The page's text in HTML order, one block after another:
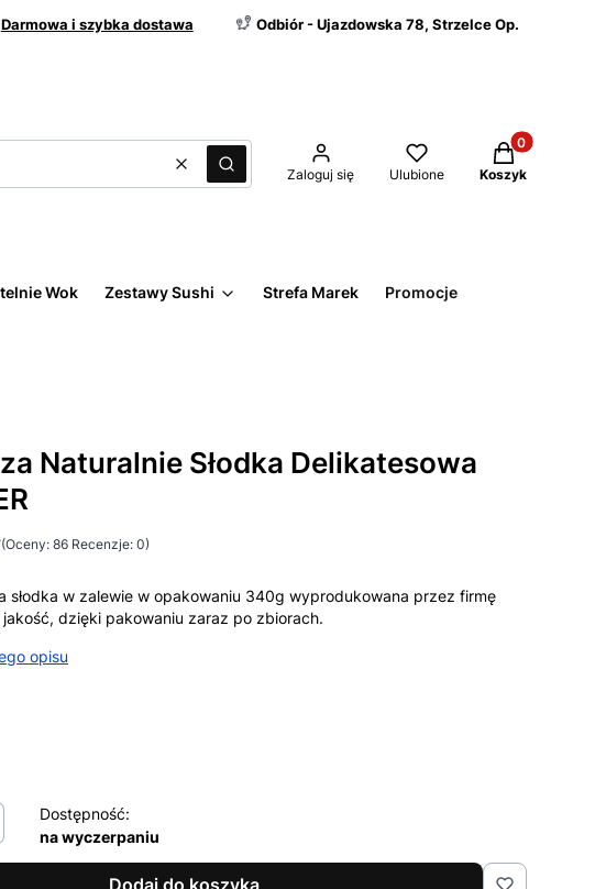
Darmowa i szybka dostawa Odbiór - Ujazdowska 78, Strzelce Op.
WyczyśćSzukaj Zaloguj się Ulubione
Produkty w
Koszyk
Wok Zestawy Sushi Strefa Marek Promocje
Naturalnie Słodka Delikatesowa
(Oceny: 86 Recenzje: 0)
słodka w zalewie w opakowaniu 340g wyprodukowana przez firmę
jakość, dzięki pakowaniu zaraz po zbiorach.
opisu
Dostępność:
na wyczerpaniu
Dodaj do koszyka